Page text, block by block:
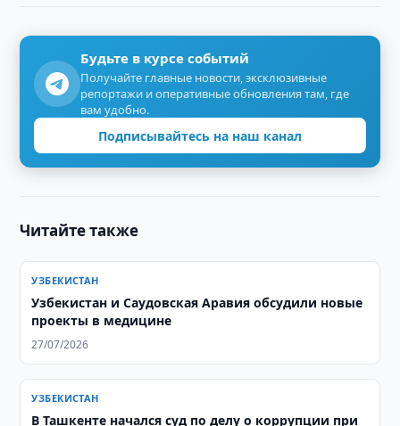
Будьте в курсе событий
Получайте главные новости, эксклюзивные
репортажи и оперативные обновления там, где
вам удобно.
Подписывайтесь на наш канал
Читайте также
УЗБЕКИСТАН
Узбекистан и Саудовская Аравия обсудили новые
проекты в медицине
27/07/2026
УЗБЕКИСТАН
В Ташкенте начался суд по делу о коррупции при